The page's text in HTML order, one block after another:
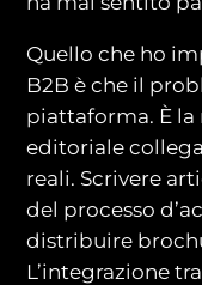
Quello che ho
B2B è che il
piattaforma. È la
editoriale
reali. Scrivere
del processo
distribuire
L’integrazione